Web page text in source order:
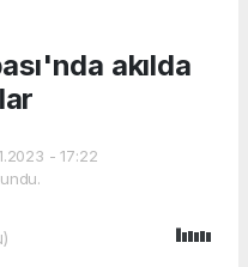
akılda
- 17:22